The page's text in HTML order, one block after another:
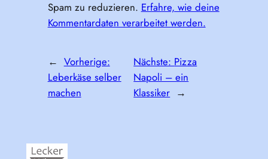
Spam zu reduzieren. Erfahre, wie deine
Kommentardaten verarbeitet werden.
← Vorherige:
Leberkäse selber
machen
Nächste: Pizza
Napoli – ein
Klassiker →